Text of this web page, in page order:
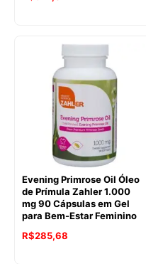
Evening Primrose Oil Óleo
de Prímula Zahler 1.000
mg 90 Cápsulas em Gel
para Bem-Estar Feminino
R$285,68